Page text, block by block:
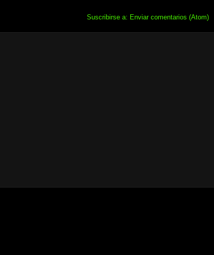
Suscribirse a: Enviar comentarios (Atom)